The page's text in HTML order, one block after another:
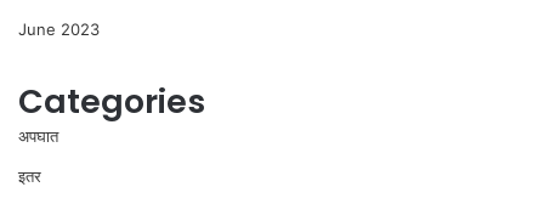
June 2023
Categories
अपघात
इतर